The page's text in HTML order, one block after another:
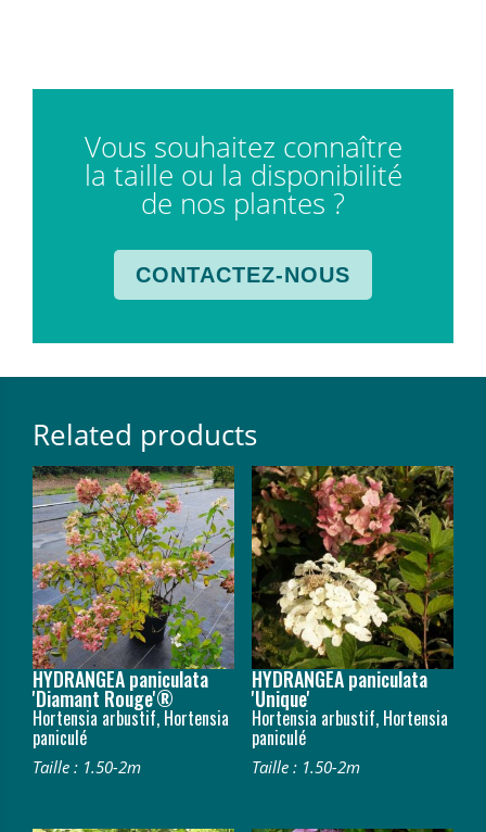
Vous souhaitez connaître
la taille ou la disponibilité
de nos plantes ?
CONTACTEZ-NOUS
Related products
HYDRANGEA paniculata
'Diamant Rouge'®
Hortensia arbustif, Hortensia
paniculé
Taille : 1.50-2m
HYDRANGEA paniculata
'Unique'
Hortensia arbustif, Hortensia
paniculé
Taille : 1.50-2m